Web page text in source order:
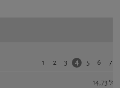
1 2 3 4 5 6 7
14,73 %